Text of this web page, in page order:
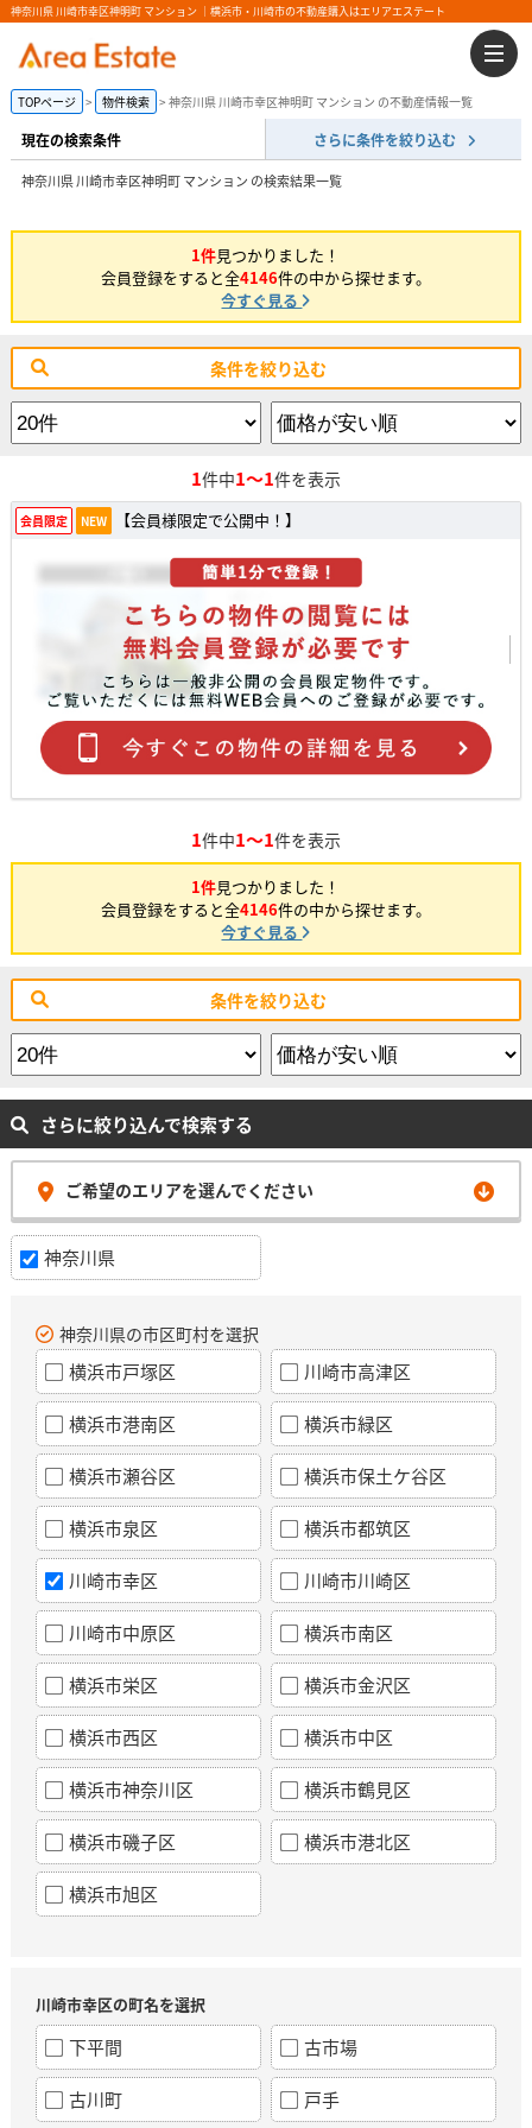
神奈川県 川崎市幸区神明町 マンション ｜横浜市・川崎市の不動産購入はエリアエステート
TOPページ 物件検索 神奈川県 川崎市幸区神明町 マンション の不動産情報一覧
現在の検索条件 さらに条件を絞り込む
神奈川県 川崎市幸区神明町 マンション の検索結果一覧
1件見つかりました！
会員登録をすると全4146件の中から探せます。
今すぐ見る
条件を絞り込む
1件中1～1件を表示
会員限定 NEW 【会員様限定で公開中！】
1件中1～1件を表示
1件見つかりました！
会員登録をすると全4146件の中から探せます。
今すぐ見る
条件を絞り込む
さらに絞り込んで検索する
ご希望のエリアを選んでください
神奈川県
神奈川県の市区町村を選択
横浜市戸塚区 川崎市高津区
横浜市港南区 横浜市緑区
横浜市瀬谷区 横浜市保土ケ谷区
横浜市泉区 横浜市都筑区
川崎市幸区 川崎市川崎区
川崎市中原区 横浜市南区
横浜市栄区 横浜市金沢区
横浜市西区 横浜市中区
横浜市神奈川区 横浜市鶴見区
横浜市磯子区 横浜市港北区
横浜市旭区
川崎市幸区の町名を選択
下平間 古市場
古川町 戸手